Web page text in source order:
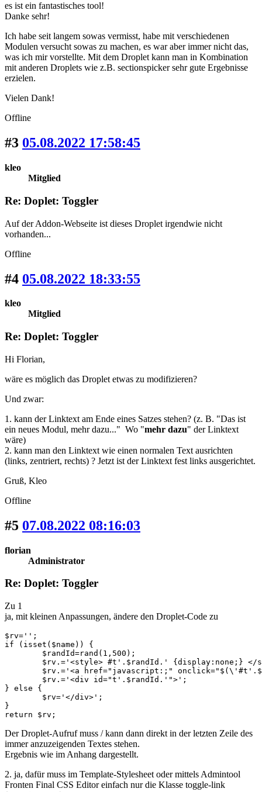
es ist ein fantastisches tool!
Danke sehr!
Ich habe seit langem sowas vermisst, habe mit verschiedenen
Modulen versucht sowas zu machen, es war aber immer nicht das,
was ich mir vorstellte. Mit dem Droplet kann man in Kombination
mit anderen Droplets wie z.B. sectionspicker sehr gute Ergebnisse
erzielen.
Vielen Dank!
Offline
#3 05.08.2022 17:58:45
kleo
Mitglied
Re: Doplet: Toggler
Auf der Addon-Webseite ist dieses Droplet irgendwie nicht
vorhanden...
Offline
#4 05.08.2022 18:33:55
kleo
Mitglied
Re: Doplet: Toggler
Hi Florian,
wäre es möglich das Droplet etwas zu modifizieren?
Und zwar:
1. kann der Linktext am Ende eines Satzes stehen? (z. B. "Das ist
ein neues Modul, mehr dazu..." Wo "mehr dazu" der Linktext
wäre)
2. kann man den Linktext wie einen normalen Text ausrichten
(links, zentriert, rechts) ? Jetzt ist der Linktext fest links ausgerichtet.
Gruß, Kleo
Offline
#5 07.08.2022 08:16:03
florian
Administrator
Re: Doplet: Toggler
Zu 1
ja, mit kleinen Anpassungen, ändere den Droplet-Code zu
$rv='';
if (isset($name)) {
} else {
}
return $rv;
Der Droplet-Aufruf muss / kann dann direkt in der letzten Zeile des
immer anzuzeigenden Textes stehen.
Ergebnis wie im Anhang dargestellt.
2. ja, dafür muss im Template-Stylesheet oder mittels Admintool
Fronten Final CSS Editor einfach nur die Klasse toggle-link